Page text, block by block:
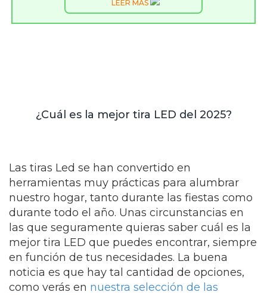
LEER MÁS
¿Cuál es la mejor tira LED del 2025?
Las tiras Led se han convertido en
herramientas muy prácticas para alumbrar
nuestro hogar, tanto durante las fiestas como
durante todo el año. Unas circunstancias en
las que seguramente quieras saber cuál es la
mejor tira LED que puedes encontrar, siempre
en función de tus necesidades. La buena
noticia es que hay tal cantidad de opciones,
como verás en nuestra selección de las